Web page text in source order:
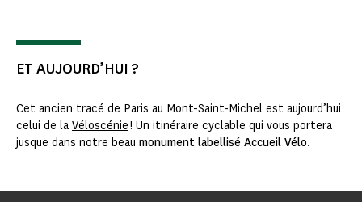
ET AUJOURD’HUI ?
Cet ancien tracé de Paris au Mont-Saint-Michel est aujourd’hui
celui de la Véloscénie! Un itinéraire cyclable qui vous portera
jusque dans notre beau monument labellisé Accueil Vélo.